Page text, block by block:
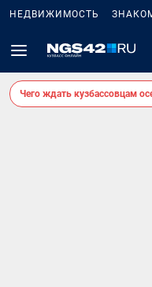
НЕДВИЖИМОСТЬ
Чего ждать кузбассовцам